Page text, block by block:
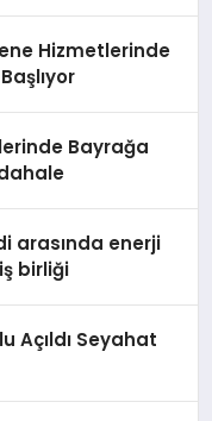
Hizmetlerinde
Bayrağa
arasında enerji
birliği
Açıldı Seyahat